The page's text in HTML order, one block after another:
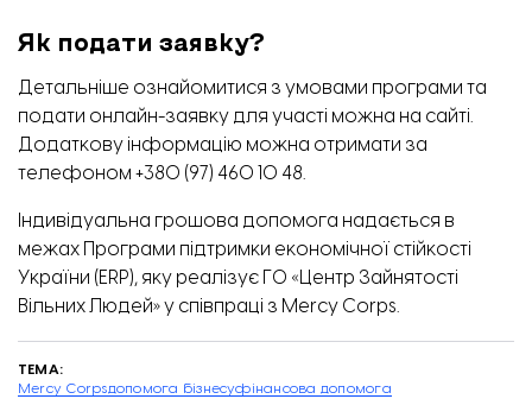
Як подати заявку?
Детальніше ознайомитися з умовами програми та
подати онлайн-заявку для участі можна на сайті.
Додаткову інформацію можна отримати за
телефоном +380 (97) 460 10 48.
Індивідуальна грошова допомога надається в
межах Програми підтримки економічної стійкості
України (ERP), яку реалізує ГО «Центр Зайнятості
Вільних Людей» у співпраці з Mercy Corps.
ТЕМА:
Mercy Corpsдопомога бізнесуфінансова допомога